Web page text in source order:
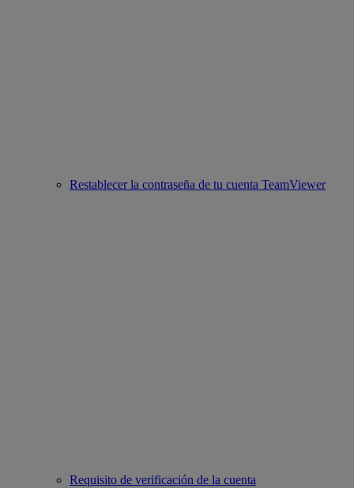
Restablecer la contraseña de tu cuenta TeamViewer
Requisito de verificación de la cuenta